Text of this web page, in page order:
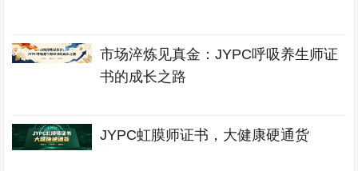
市场淬炼见真金：JYPC呼吸养生师证
书的成长之路
JYPC虹膜师证书，大健康硬通货